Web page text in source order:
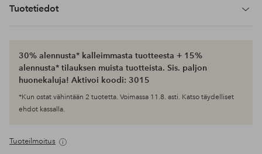
Tuotetiedot
30% alennusta* kalleimmasta tuotteesta + 15%
alennusta* tilauksen muista tuotteista. Sis. paljon
huonekaluja! Aktivoi koodi: 3015
*Kun ostat vähintään 2 tuotetta. Voimassa 11.8. asti. Katso täydelliset
ehdot kassalla.
Tuoteilmoitus